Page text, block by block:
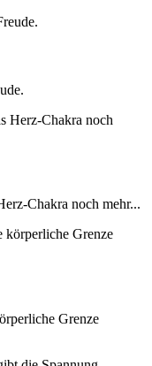
Chakra noch mehr...
Grenze